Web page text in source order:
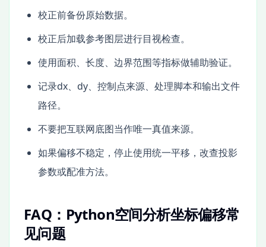
校正前备份原始数据。
校正后加载参考图层进行目视检查。
使用面积、长度、边界范围等指标做辅助验证。
记录dx、dy、控制点来源、处理脚本和输出文件
路径。
不要把互联网底图当作唯一真值来源。
如果偏移不稳定，停止使用统一平移，改查投影
参数或配准方法。
FAQ：Python空间分析坐标偏移常
见问题